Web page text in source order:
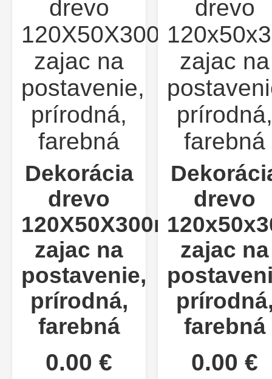
Dekorácia
drevo
120X50X300mm
zajac na
postavenie,
prírodná,
farebná
0.00 €
drevo
zajac na
farebná
0.00 €